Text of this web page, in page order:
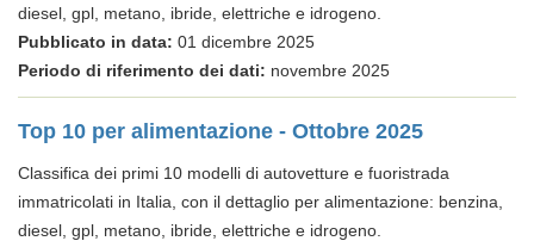
diesel, gpl, metano, ibride, elettriche e idrogeno.
Pubblicato in data: 01 dicembre 2025
Periodo di riferimento dei dati: novembre 2025
Top 10 per alimentazione - Ottobre 2025
Classifica dei primi 10 modelli di autovetture e fuoristrada
immatricolati in Italia, con il dettaglio per alimentazione: benzina,
diesel, gpl, metano, ibride, elettriche e idrogeno.